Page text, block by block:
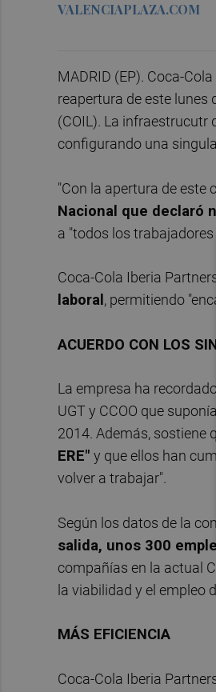
VALENCIAPLAZA.COM
MADRID (EP). Coca-
reapertura de este lunes
(COIL). La infraestrucutr
configurando una
"Con la apertura de este
Nacional que declaró
a "todos los
Coca-Cola Iberia
laboral , permitiendo
ACUERDO CON LOS
La empresa ha
UGT y CCOO que
2014. Además, sostiene
ERE" y que ellos han
volver a trabajar".
Según los datos de la
salida, unos 300
compañías en la actual
la viabilidad y el empleo
MÁS EFICIENCIA
Coca-Cola Iberia